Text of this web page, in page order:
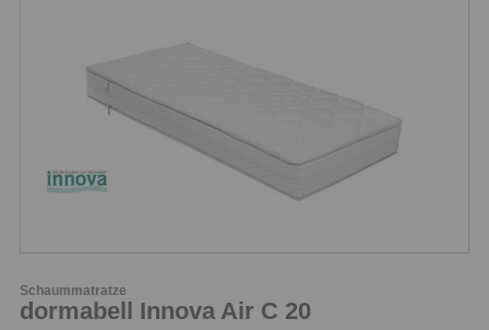
Schaummatratze
dormabell Innova Air C 20